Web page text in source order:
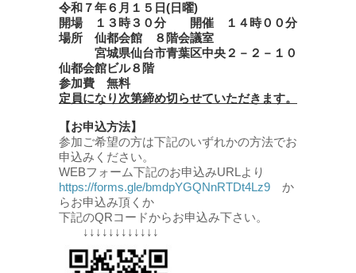
令和７年６月１５日(日曜)
開場 １３時３０分 開催 １４時００分
場所 仙都会館 ８階会議室
宮城県仙台市青葉区中央２－２－１０
仙都会館ビル８階
参加費 無料
定員になり次第締め切らせていただきます。
【お申込方法】
参加ご希望の方は下記のいずれかの方法でお
申込みください。
WEBフォーム下記のお申込みURLより
https://forms.gle/bmdpYGQNnRTDt4Lz9 か
らお申込み頂くか
下記のQRコードからお申込み下さい。
↓↓↓↓↓↓↓↓↓↓↓↓